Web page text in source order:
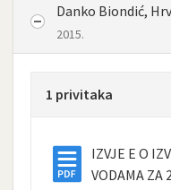
Danko Biondić,
2015.
1 privitaka
IZVJE E O
VODAMA ZA